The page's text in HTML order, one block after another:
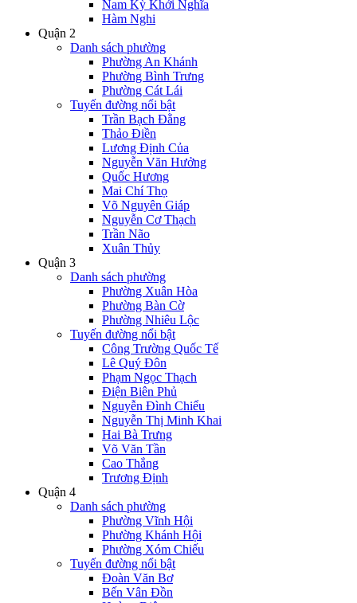
Nam Kỳ Khởi Nghĩa
Hàm Nghi
Quận 2
Danh sách phường
Phường An Khánh
Phường Bình Trưng
Phường Cát Lái
Tuyến đường nổi bật
Trần Bạch Đằng
Thảo Điền
Lương Định Của
Nguyễn Văn Hưởng
Quốc Hương
Mai Chí Thọ
Võ Nguyên Giáp
Nguyễn Cơ Thạch
Trần Não
Xuân Thủy
Quận 3
Danh sách phường
Phường Xuân Hòa
Phường Bàn Cờ
Phường Nhiêu Lộc
Tuyến đường nổi bật
Công Trường Quốc Tế
Lê Quý Đôn
Phạm Ngọc Thạch
Điện Biên Phủ
Nguyễn Đình Chiểu
Nguyễn Thị Minh Khai
Hai Bà Trưng
Võ Văn Tần
Cao Thắng
Trương Định
Quận 4
Danh sách phường
Phường Vĩnh Hội
Phường Khánh Hội
Phường Xóm Chiếu
Tuyến đường nổi bật
Đoàn Văn Bơ
Bến Vân Đồn